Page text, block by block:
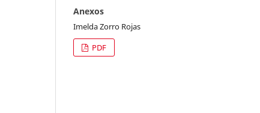
Anexos
Imelda Zorro Rojas
PDF